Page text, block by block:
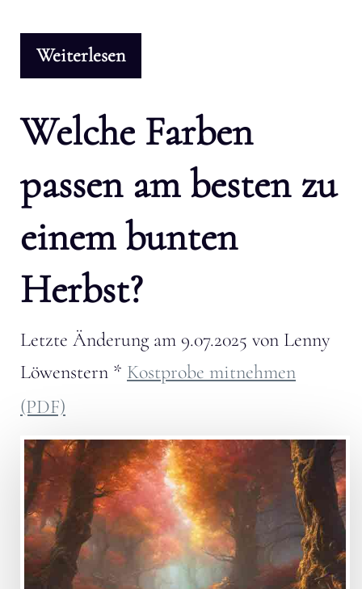
Weiterlesen
Welche Farben
passen am besten zu
einem bunten
Herbst?
Letzte Änderung am 9.07.2025 von Lenny
Löwenstern * Kostprobe mitnehmen
(PDF)